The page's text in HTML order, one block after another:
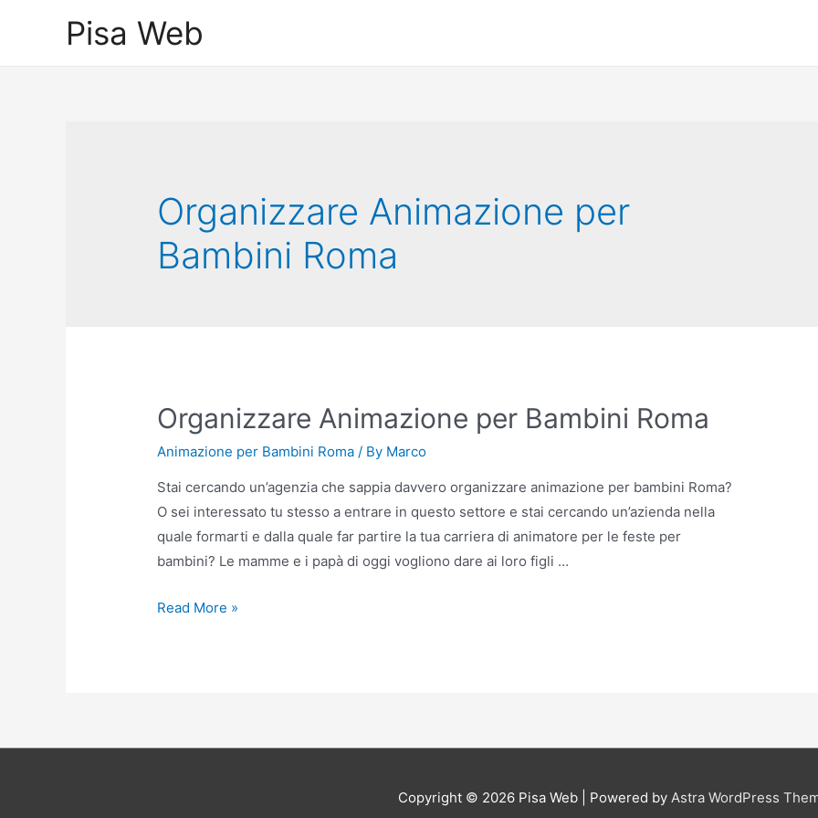
Pisa Web
Organizzare Animazione per
Bambini Roma
Organizzare Animazione per Bambini Roma
Animazione per Bambini Roma / By Marco
Stai cercando un’agenzia che sappia davvero organizzare animazione per bambini Roma?
O sei interessato tu stesso a entrare in questo settore e stai cercando un’azienda nella
quale formarti e dalla quale far partire la tua carriera di animatore per le feste per
bambini? Le mamme e i papà di oggi vogliono dare ai loro figli …
Organizzare
Read More »
Copyright © 2026 Pisa Web | Powered by Astra WordPress